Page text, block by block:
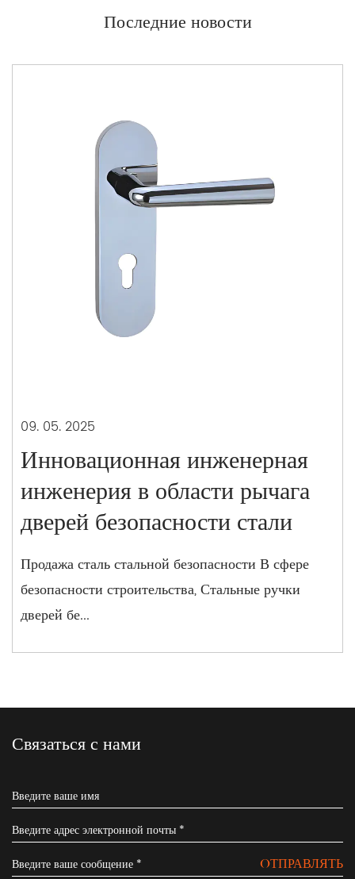
выбирайте безопасность, выбирайте стиль – выбирайте
Последние новости
09. 05. 2025
Инновационная инженерная
инженерия в области рычага
дверей безопасности стали
Продажа сталь стальной безопасности В сфере
безопасности строительства, Стальные ручки
дверей бе...
Связаться с нами
OТПРАВЛЯТЬ